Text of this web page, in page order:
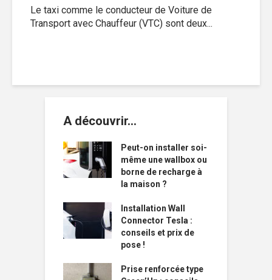
Le taxi comme le conducteur de Voiture de
Transport avec Chauffeur (VTC) sont deux...
A découvrir…
Peut-on installer soi-
même une wallbox ou
borne de recharge à
la maison ?
Installation Wall
Connector Tesla :
conseils et prix de
pose !
Prise renforcée type